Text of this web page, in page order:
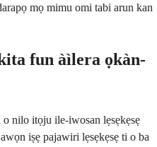
mọ mimu omi tabi arun kan
fun àìlera ọkàn-
nilo itọju ile-iwosan lẹsẹkẹsẹ
iṣẹ pajawiri lẹsẹkẹsẹ ti o ba